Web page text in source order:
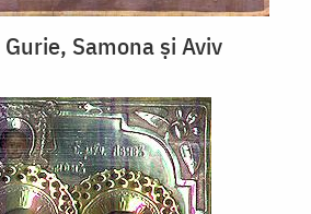
Samona și Aviv